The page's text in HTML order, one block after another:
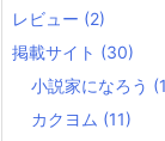
レビュー (2)
掲載サイト (30)
小説家になろう
カクヨム (11)